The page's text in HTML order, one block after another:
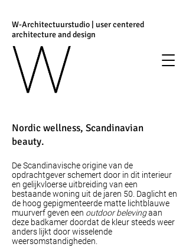
W-Architectuurstudio | user centered
architecture and design
Nordic wellness, Scandinavian
beauty.
De Scandinavische origine van de
opdrachtgever schemert door in dit interieur
en gelijkvloerse uitbreiding van een
bestaande woning uit de jaren 50. Daglicht en
de hoog gepigmenteerde matte lichtblauwe
muurverf geven een outdoor belevingaan
deze badkamer doordat de kleur steeds weer
anders lijkt door wisselende
weersomstandigheden.